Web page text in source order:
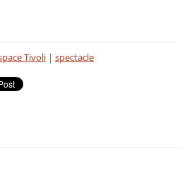
Tivoli | spectacle